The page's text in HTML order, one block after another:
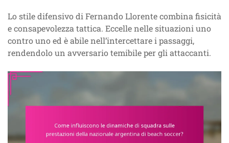
Lo stile difensivo di Fernando Llorente combina fisicità
e consapevolezza tattica. Eccelle nelle situazioni uno
contro uno ed è abile nell’intercettare i passaggi,
rendendolo un avversario temibile per gli attaccanti.